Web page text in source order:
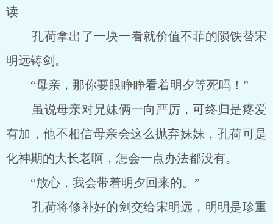
读
孔荷拿出了一块一看就价值不菲的陨铁替宋
明远铸剑。
“母亲，那你要眼睁睁看着明夕等死吗！”
虽说母亲对兄妹俩一向严厉，可终归是疼爱
有加，他不相信母亲会这么抛弃妹妹，孔荷可是
化神期的大长老啊，怎会一点办法都没有。
“放心，我会带着明夕回来的。”
孔荷将修补好的剑交给宋明远，明明是珍重